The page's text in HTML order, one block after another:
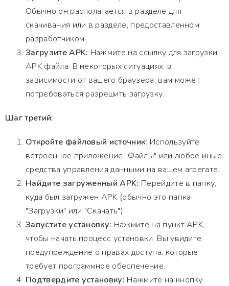
Обычно он располагается в разделе для
скачивания или в разделе, предоставленном
разработчиком.
Загрузите APK: Нажмите на ссылку для загрузки
APK файла. В некоторых ситуациях, в
зависимости от вашего браузера, вам может
потребоваться разрешить загрузку.
Шаг третий:
Откройте файловый источник: Используйте
встроенное приложение "Файлы" или любое иные
средства управления данными на вашем агрегате.
Найдите загруженный APK: Перейдите в папку,
куда был загружен APK (обычно это папка
"Загрузки" или "Скачать").
Запустите установку: Нажмите на пункт APK,
чтобы начать процесс установки. Вы увидите
предупреждение о правах доступа, которые
требует программное обеспечение.
Подтвердите установку: Нажмите на кнопку